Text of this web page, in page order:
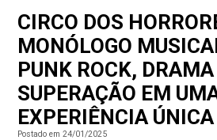
CIRCO DOS
MONÓLOGO
PUNK ROCK, DRAMA
SUPERAÇÃO EM
EXPERIÊNCIA ÚNICA
Postado em 24/01/2025